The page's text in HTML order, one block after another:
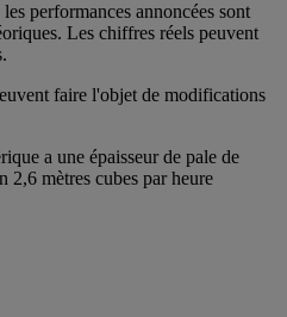
performances annoncées sont
Les chiffres réels peuvent
faire l'objet de modifications
a une épaisseur de pale de
mètres cubes par heure